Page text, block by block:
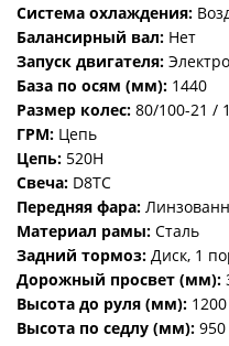
Система охлаждения:
Балансирный вал: Нет
Запуск двигателя:
База по осям (мм): 1440
Размер колес: 80/100-21 /
ГРМ: Цепь
Цепь: 520H
Свеча: D8TC
Передняя фара:
Материал рамы: Сталь
Задний тормоз: Диск, 1
Дорожный просвет (мм):
Высота до руля (мм): 1200
Высота по седлу (мм): 950